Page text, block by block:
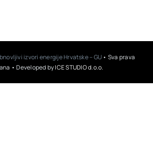
izvori energije Hrvatske – GU • Sva prava
• Developed byICE STUDIO d.o.o.